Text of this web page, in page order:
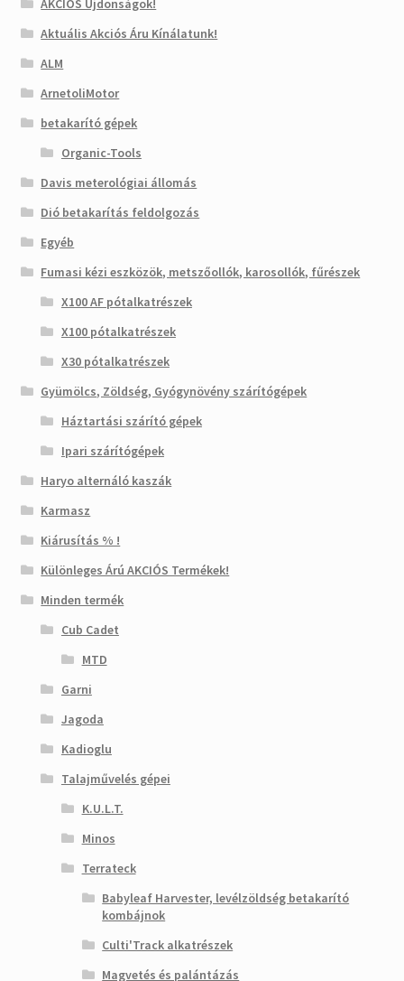
Aktuális Akciós Áru Kínálatunk!
ALM
ArnetoliMotor
betakarító gépek
Organic-Tools
Davis meterológiai állomás
Dió betakarítás feldolgozás
Egyéb
Fumasi kézi eszközök, metszőollók, karosollók, fűrészek
X100 AF pótalkatrészek
X100 pótalkatrészek
X30 pótalkatrészek
Gyümölcs, Zöldség, Gyógynövény szárítógépek
Háztartási szárító gépek
Ipari szárítógépek
Haryo alternáló kaszák
Karmasz
Kiárusítás % !
Különleges Árú AKCIÓS Termékek!
Minden termék
Cub Cadet
MTD
Garni
Jagoda
Kadioglu
Talajművelés gépei
K.U.L.T.
Minos
Terrateck
Babyleaf Harvester, levélzöldség betakarító
kombájnok
Culti'Track alkatrészek
Magvetés és palántázás